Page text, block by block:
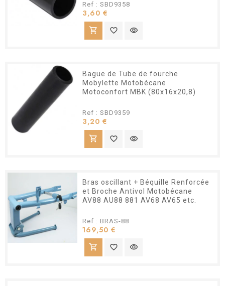
Ref : SBD9358
3,60 €
shopping_cart favorite_border visibility
Bague de Tube de fourche
Mobylette Motobécane
Motoconfort MBK (80x16x20,8)
Ref : SBD9359
3,20 €
shopping_cart favorite_border visibility
Bras oscillant + Béquille Renforcée
et Broche Antivol Motobécane
AV88 AU88 881 AV68 AV65 etc.
Ref : BRAS-88
169,50 €
shopping_cart favorite_border visibility